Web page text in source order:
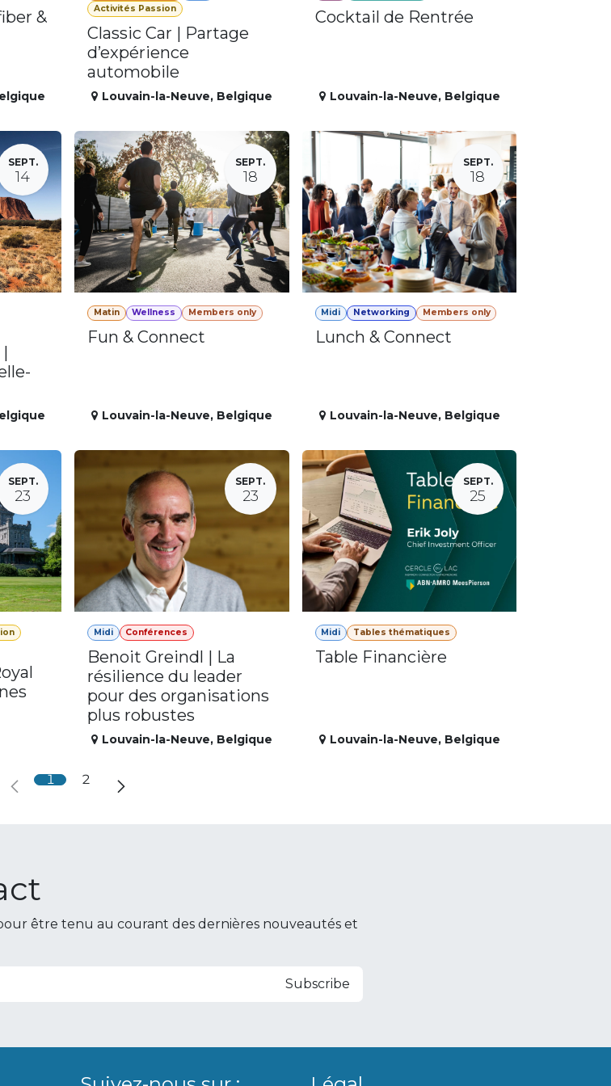
&
Activités Passion
Classic Car | Partage
d’expérience
automobile
Louvain-la-Neuve, Belgique
Cocktail de Rentrée
Louvain-la-Neuve, Belgique
SEPT.
14
SEPT.
18
Matin Wellness Members only
Fun & Connect
Louvain-la-Neuve, Belgique
SEPT.
18
Midi Networking Members only
Lunch & Connect
Louvain-la-Neuve, Belgique
SEPT.
23
SEPT.
23
Midi Conférences
Benoit Greindl | La
résilience du leader
pour des organisations
plus robustes
Louvain-la-Neuve, Belgique
SEPT.
25
Midi Tables thématiques
Table Financière
Louvain-la-Neuve, Belgique
1 2
être tenu au courant des dernières nouveautés et
Subscribe